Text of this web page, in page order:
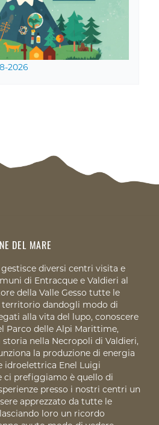
2026
DEL MARE
diversi centri visita e
di Entracque e Valdieri al
della Valle Gesso tutte le
territorio dandogli modo di
alla vita del lupo, conoscere
Parco delle Alpi Marittime,
nella Necropoli di Valdieri,
la produzione di energia
idroelettrica Enel Luigi
ci prefiggiamo è quello di
presso i nostri centri un
apprezzato da tutte le
loro un ricordo